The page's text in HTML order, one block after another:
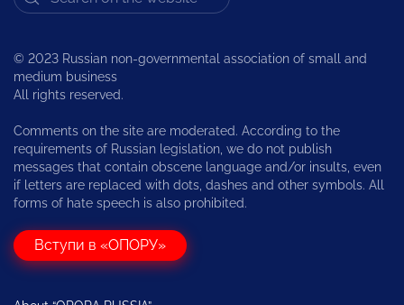
© 2023 Russian non-governmental association of small and
medium business
All rights reserved.
Comments on the site are moderated. According to the
requirements of Russian legislation, we do not publish
messages that contain obscene language and/or insults, even
if letters are replaced with dots, dashes and other symbols. All
forms of hate speech is also prohibited.
Вступи в «ОПОРУ»